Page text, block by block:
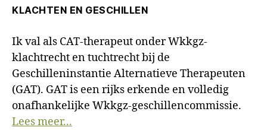
KLACHTEN EN GESCHILLEN
Ik val als CAT-therapeut onder Wkkgz-
klachtrecht en tuchtrecht bij de
Geschilleninstantie Alternatieve Therapeuten
(GAT). GAT is een rijks erkende en volledig
onafhankelijke Wkkgz-geschillencommissie.
Lees meer...